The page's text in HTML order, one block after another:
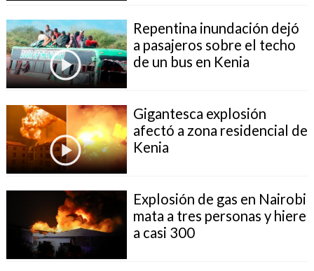
Repentina inundación dejó
a pasajeros sobre el techo
de un bus en Kenia
Gigantesca explosión
afectó a zona residencial de
Kenia
Explosión de gas en Nairobi
mata a tres personas y hiere
a casi 300